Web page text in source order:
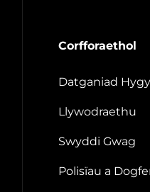
Corfforaethol
Datganiad
Llywodraethu
Swyddi Gwag
Polisïau a